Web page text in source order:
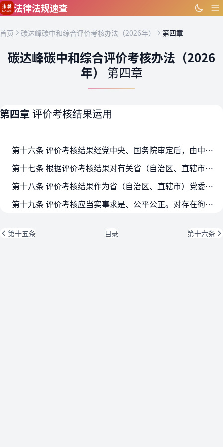
跳到主要内容
法律法规速查
首页 碳达峰碳中和综合评价考核办法（2026年） 第四章
碳达峰碳中和综合评价考核办法（2026
年） 第四章
第四章评价考核结果运用
第十六条 评价考核结果经党中央、国务院审定后，由中央组织部、国家发展改革委按照程序向各省（自治区、直辖市）党委和政府反馈，并送中央纪委国家监委。
第十七条 根据评价考核结果对有关省（自治区、直辖市）进行约谈、通报提醒、通报表扬。
第十八条 评价考核结果作为省（自治区、直辖市）党委和政府领导班子和有关领导干部综合考核评价、选拔任用、监督管理的重要参考。
第十九条 评价考核应当实事求是、公平公正。对存在徇私舞弊、谎报瞒报、篡改数据、伪造资料等行为，造成评价考核结果严重失真失实的，有关省（自治区、直辖市）评价考核结果直接确定…
第十五条 目录 第十六条